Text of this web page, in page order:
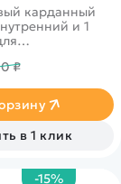
карданный
и 1
Hobby
₽
в 1 клик
-15%